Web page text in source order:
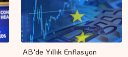
AB'de Yıllık Enflasyon